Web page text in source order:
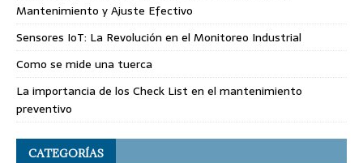
Mantenimiento y Ajuste Efectivo
Sensores IoT: La Revolución en el Monitoreo Industrial
Como se mide una tuerca
La importancia de los Check List en el mantenimiento
preventivo
CATEGORÍAS